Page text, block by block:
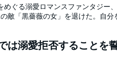
ぐる溺愛ロマンスファンタジー
敵「黒薔薇の女」を退けた。自
ぬ溺愛に戸惑う中、メルディア
ということに辿り着き――。 ※こ
を誓います【分冊版】１２～１７
は溺愛拒否することを